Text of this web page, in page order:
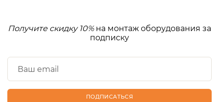
Получите скидку 10%на монтаж оборудования за
подписку
ПОДПИСАТЬСЯ